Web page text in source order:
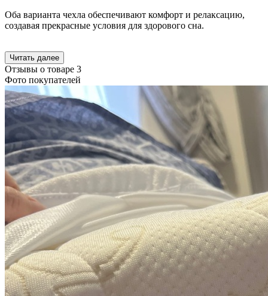
Оба варианта чехла обеспечивают комфорт и релаксацию,
создавая прекрасные условия для здорового сна.
Читать далее
Отзывы о товаре 3
Фото покупателей